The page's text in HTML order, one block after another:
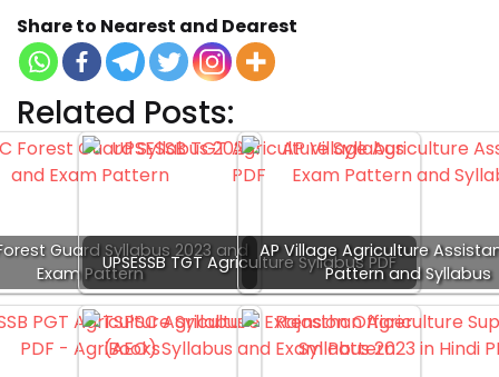
Share to Nearest and Dearest
Related Posts:
Forest Guard Syllabus 2023 and
Exam Pattern
UPSESSB TGT Agriculture Syllabus PDF
AP Village Agriculture
Pattern and Syllabus